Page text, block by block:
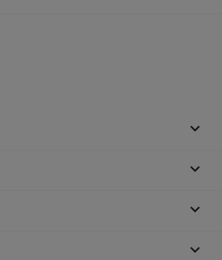



keyboard_arrow_down